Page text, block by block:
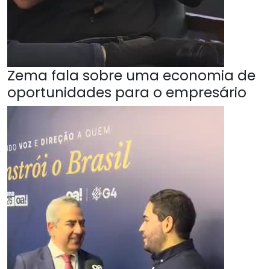
Zema fala sobre uma economia de
oportunidades para o empresário